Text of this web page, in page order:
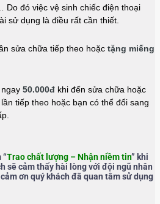
Do đó việc vệ sinh chiếc điện thoại
sử dụng là điều rất cần thiết.
sửa chữa tiếp theo hoặc tặng miếng
50.000đ khi đến sửa chữa hoặc
tiếp theo hoặc bạn có thể đổi sang
Trao chất lượng – Nhận niềm tin” khi
sẽ cảm thấy hài lòng với đội ngũ nhân
ơn quý khách đã quan tâm sử dụng